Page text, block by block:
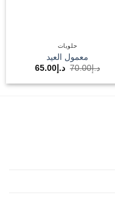
حلويات
معمول العيد
د.إ70.00 السعر
الأصلي
هو:
د.إ65.00السعر
هو: